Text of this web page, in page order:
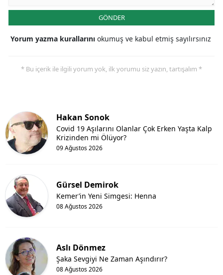
GÖNDER
Yorum yazma kurallarını okumuş ve kabul etmiş sayılırsınız
* Bu içerik ile ilgili yorum yok, ilk yorumu siz yazın, tartışalım *
Hakan Sonok
09 Ağustos 2026
Covid 19 Aşılarını Olanlar Çok Erken Yaşta Kalp
Krizinden mi Ölüyor?
Gürsel Demirok
08 Ağustos 2026
Kemer’in Yeni Simgesi: Henna
Aslı Dönmez
08 Ağustos 2026
Şaka Sevgiyi Ne Zaman Aşındırır?